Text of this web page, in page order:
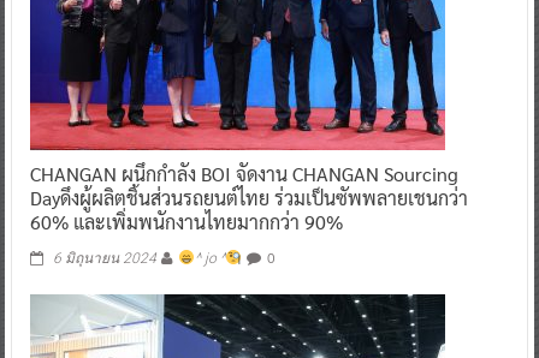
CHANGAN ผนึกกำลัง BOI จัดงาน CHANGAN Sourcing
Dayดึงผู้ผลิตชิ้นส่วนรถยนต์ไทย ร่วมเป็นซัพพลายเชนกว่า
60% และเพิ่มพนักงานไทยมากกว่า 90%
6 มิถุนายน 2024 ^ jo ^ 0